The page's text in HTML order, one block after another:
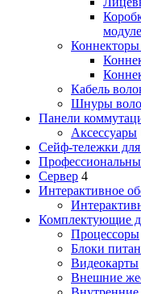
Кабель
Шнуры
Панели
Аксессуары
Сейф-тележки
Сервер 4
Интерактивное
Комплектующие
Процессоры
Блоки
Видеокарты
Внешние